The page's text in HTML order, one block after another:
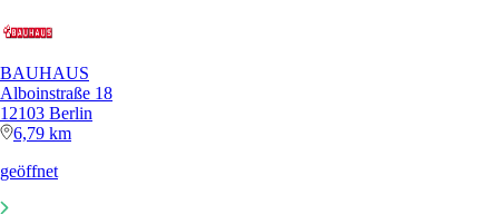
BAUHAUS
Alboinstraße 18
12103 Berlin
6,79 km
geöffnet